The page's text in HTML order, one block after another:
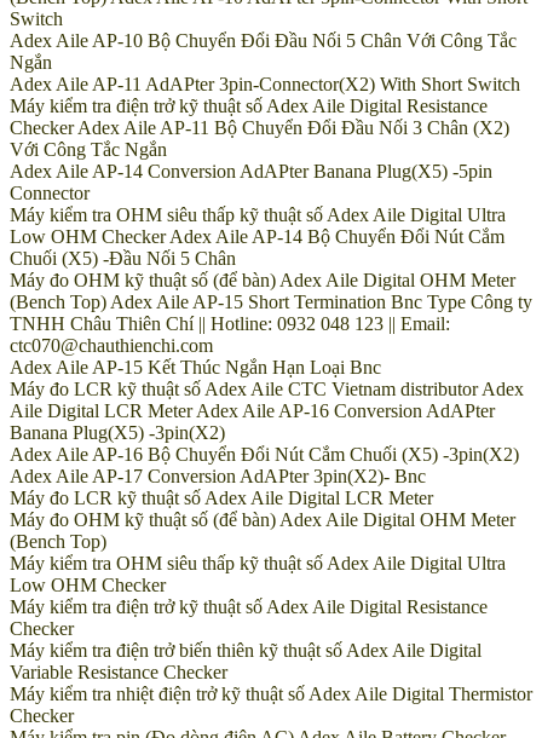
Switch
Adex Aile AP-10 Bộ Chuyển Đổi Đầu Nối 5 Chân Với Công Tắc
Ngắn
Adex Aile AP-11 AdAPter 3pin-Connector(X2) With Short Switch
Máy kiểm tra điện trở kỹ thuật số Adex Aile Digital Resistance
Checker Adex Aile AP-11 Bộ Chuyển Đổi Đầu Nối 3 Chân (X2)
Với Công Tắc Ngắn
Adex Aile AP-14 Conversion AdAPter Banana Plug(X5) -5pin
Connector
Máy kiểm tra OHM siêu thấp kỹ thuật số Adex Aile Digital Ultra
Low OHM Checker Adex Aile AP-14 Bộ Chuyển Đổi Nút Cắm
Chuối (X5) -Đầu Nối 5 Chân
Máy đo OHM kỹ thuật số (để bàn) Adex Aile Digital OHM Meter
(Bench Top) Adex Aile AP-15 Short Termination Bnc Type Công ty
TNHH Châu Thiên Chí || Hotline: 0932 048 123 || Email:
ctc070@chauthienchi.com
Adex Aile AP-15 Kết Thúc Ngắn Hạn Loại Bnc
Máy đo LCR kỹ thuật số Adex Aile CTC Vietnam distributor Adex
Aile Digital LCR Meter Adex Aile AP-16 Conversion AdAPter
Banana Plug(X5) -3pin(X2)
Adex Aile AP-16 Bộ Chuyển Đổi Nút Cắm Chuối (X5) -3pin(X2)
Adex Aile AP-17 Conversion AdAPter 3pin(X2)- Bnc
Máy đo LCR kỹ thuật số Adex Aile Digital LCR Meter
Máy đo OHM kỹ thuật số (để bàn) Adex Aile Digital OHM Meter
(Bench Top)
Máy kiểm tra OHM siêu thấp kỹ thuật số Adex Aile Digital Ultra
Low OHM Checker
Máy kiểm tra điện trở kỹ thuật số Adex Aile Digital Resistance
Checker
Máy kiểm tra điện trở biến thiên kỹ thuật số Adex Aile Digital
Variable Resistance Checker
Máy kiểm tra nhiệt điện trở kỹ thuật số Adex Aile Digital Thermistor
Checker